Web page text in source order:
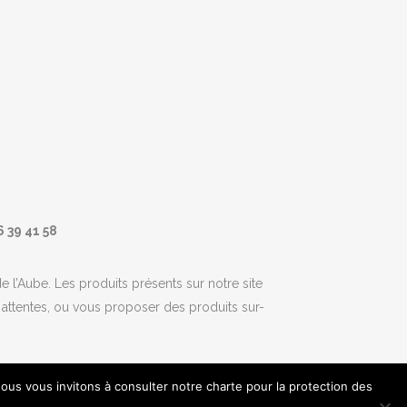
39 41 58
l’Aube. Les produits présents sur notre site
ou vous proposer des produits sur-
Conception & Design : Lynkware
vous invitons à consulter notre charte pour la protection des